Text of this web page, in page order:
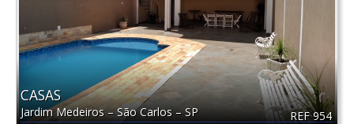
REF 954
CASAS
Jardim Medeiros–São Carlos–SP